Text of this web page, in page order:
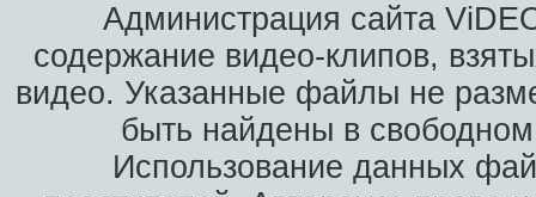
Администрация сайта
содержание видео-клипов,
видео. Указанные файлы не
быть найдены в
Использование данных